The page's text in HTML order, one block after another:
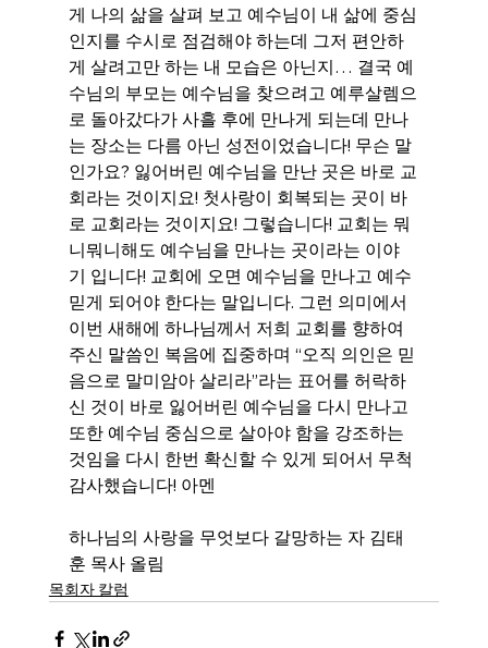
게 나의 삶을 살펴 보고 예수님이 내 삶에 중심
인지를 수시로 점검해야 하는데 그저 편안하
게 살려고만 하는 내 모습은 아닌지… 결국 예
수님의 부모는 예수님을 찾으려고 예루살렘으
로 돌아갔다가 사흘 후에 만나게 되는데 만나
는 장소는 다름 아닌 성전이었습니다! 무슨 말
인가요? 잃어버린 예수님을 만난 곳은 바로 교
회라는 것이지요! 첫사랑이 회복되는 곳이 바
로 교회라는 것이지요! 그렇습니다! 교회는 뭐
니뭐니해도 예수님을 만나는 곳이라는 이야
기 입니다! 교회에 오면 예수님을 만나고 예수
믿게 되어야 한다는 말입니다. 그런 의미에서
이번 새해에 하나님께서 저희 교회를 향하여
주신 말씀인 복음에 집중하며 “오직 의인은 믿
음으로 말미암아 살리라”라는 표어를 허락하
신 것이 바로 잃어버린 예수님을 다시 만나고
또한 예수님 중심으로 살아야 함을 강조하는
것임을 다시 한번 확신할 수 있게 되어서 무척
감사했습니다! 아멘
하나님의 사랑을 무엇보다 갈망하는 자 김태
훈 목사 올림
목회자 칼럼